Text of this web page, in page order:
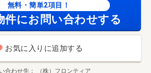
無料・簡単2項目！
件にお問い合わせする
お気に入りに追加する
合わせ先 （株）フロンティア